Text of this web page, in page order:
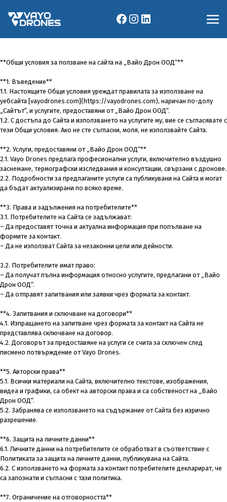
**Общи условия за ползване на сайта на „Вайо Дрон ООД“**
**1. Въведение**
1.1. Настоящите Общи условия уреждат правилата за използване на
уебсайта [vayodrones.com](https://vayodrones.com), наричан по-долу
„Сайтът“, и услугите, предоставяни от „Вайо Дрон ООД“.
1.2. С достъпа до Сайта и използването на услугите му, вие се съгласявате с
тези Общи условия. Ако не сте съгласни, моля, не използвайте Сайта.
**2. Услуги, предоставяни от „Вайо Дрон ООД“**
2.1. Vayo Drones предлага професионални услуги, включително въздушно
заснемане, термографски изследвания и консултации, свързани с дронове.
2.2. Подробности за предлаганите услуги са публикувани на Сайта и могат
да бъдат актуализирани по всяко време.
**3. Права и задължения на потребителите**
3.1. Потребителите на Сайта се задължават:
– Да предоставят точна и актуална информация при попълване на
формите за контакт.
– Да не използват Сайта за незаконни цели или дейности.
3.2. Потребителите имат право:
– Да получат пълна информация относно услугите, предлагани от „Вайо
Дрон ООД“.
– Да отправят запитвания или заявки чрез формата за контакт.
**4. Запитвания и сключване на договори**
4.1. Изпращането на запитване чрез формата за контакт на Сайта не
представлява сключване на договор.
4.2. Договорът за предоставяне на услуги се счита за сключен след
писмено потвърждение от Vayo Drones.
**5. Авторски права**
5.1. Всички материали на Сайта, включително текстове, изображения,
видеа и графики, са обект на авторски права и са собственост на „Вайо
Дрон ООД“.
5.2. Забранява се използването на съдържание от Сайта без изрично
разрешение.
**6. Защита на личните данни**
6.1. Личните данни на потребителите се обработват в съответствие с
Политиката за защита на личните данни, публикувана на Сайта.
6.2. С използването на формата за контакт потребителите декларират, че
са запознати и съгласни с тази политика.
**7. Ограничение на отговорността**